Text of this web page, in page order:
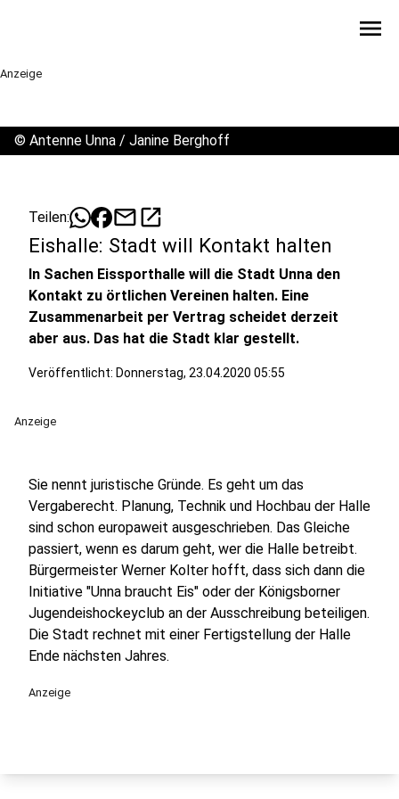
menu
Anzeige
© Antenne Unna / Janine Berghoff
Teilen: mailopen_in_new
Eishalle: Stadt will Kontakt halten
In Sachen Eissporthalle will die Stadt Unna den
Kontakt zu örtlichen Vereinen halten. Eine
Zusammenarbeit per Vertrag scheidet derzeit
aber aus. Das hat die Stadt klar gestellt.
Veröffentlicht: Donnerstag, 23.04.2020 05:55
Anzeige
Sie nennt juristische Gründe. Es geht um das
Vergaberecht. Planung, Technik und Hochbau der Halle
sind schon europaweit ausgeschrieben. Das Gleiche
passiert, wenn es darum geht, wer die Halle betreibt.
Bürgermeister Werner Kolter hofft, dass sich dann die
Initiative "Unna braucht Eis" oder der Königsborner
Jugendeishockeyclub an der Ausschreibung beteiligen.
Die Stadt rechnet mit einer Fertigstellung der Halle
Ende nächsten Jahres.
Anzeige